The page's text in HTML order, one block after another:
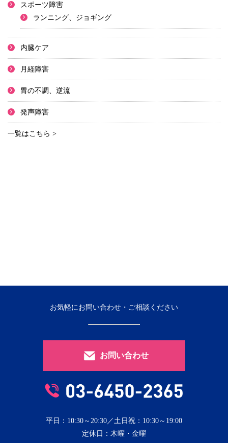
スポーツ障害
ランニング、ジョギング
内臓ケア
月経障害
胃の不調、逆流
発声障害
一覧はこちら >
お気軽にお問い合わせ・ご相談ください
お問い合わせ
平日：10:30～20:30／土日祝：10:30～19:00
定休日：木曜・金曜